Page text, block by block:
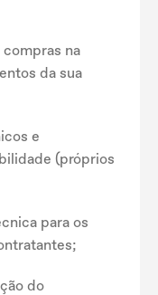
compras na
da sua
e
(próprios
para os
do